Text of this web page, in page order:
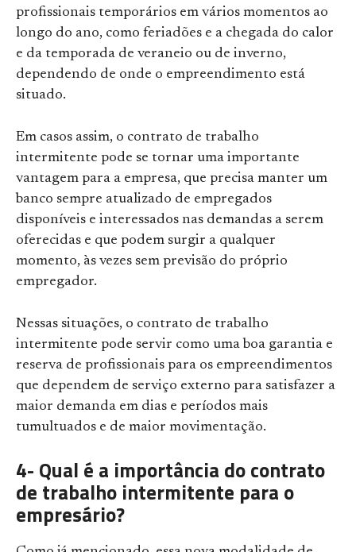
profissionais temporários em vários momentos ao
longo do ano, como feriadões e a chegada do calor
e da temporada de veraneio ou de inverno,
dependendo de onde o empreendimento está
situado.
Em casos assim, o contrato de trabalho
intermitente pode se tornar uma importante
vantagem para a empresa, que precisa manter um
banco sempre atualizado de empregados
disponíveis e interessados nas demandas a serem
oferecidas e que podem surgir a qualquer
momento, às vezes sem previsão do próprio
empregador.
Nessas situações, o contrato de trabalho
intermitente pode servir como uma boa garantia e
reserva de profissionais para os empreendimentos
que dependem de serviço externo para satisfazer a
maior demanda em dias e períodos mais
tumultuados e de maior movimentação.
4- Qual é a importância do contrato
de trabalho intermitente para o
empresário?